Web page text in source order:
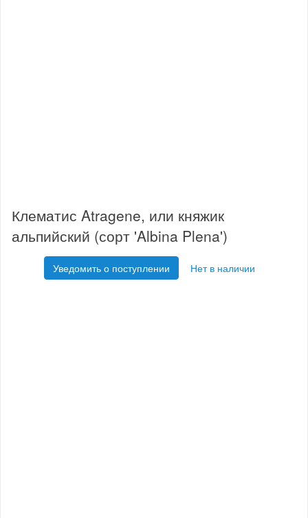
Клематис Atragene, или княжик
альпийский (сорт 'Albina Plena')
Уведомить о поступлении Нет в наличии